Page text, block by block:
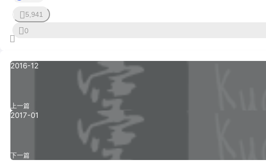
5,941
0
2016-12
上一篇
2017-01
下一篇